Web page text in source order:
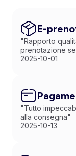
E-
"Rapporto
prenotazione
2025-10-01
"Tutto
alla consegna"
2025-10-13